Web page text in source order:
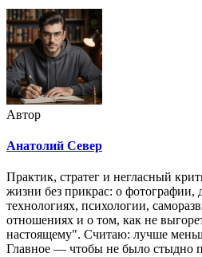
Автор
Анатолий Север
Практик, стратег и негласный
жизни без прикрас: о фотографии,
технологиях, психологии,
отношениях и о том, как не
настоящему". Считаю: лучше
Главное — чтобы не было стыдно